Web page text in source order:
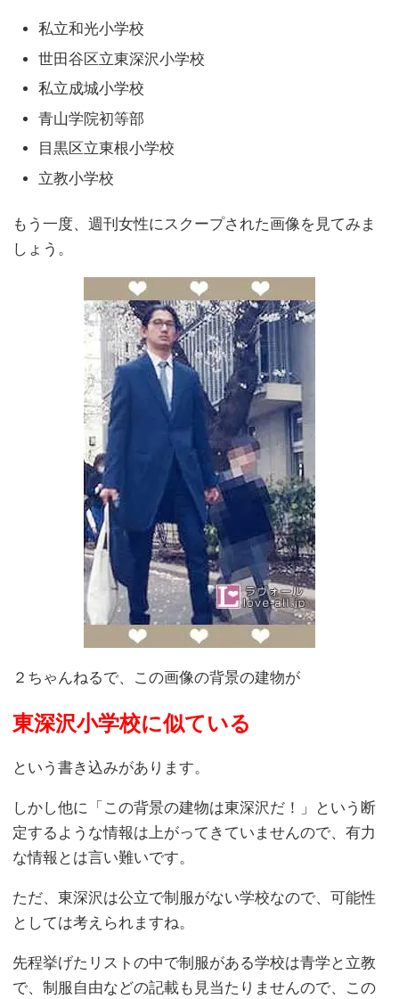
私立和光小学校
世田谷区立東深沢小学校
私立成城小学校
青山学院初等部
目黒区立東根小学校
立教小学校
もう一度、週刊女性にスクープされた画像を見てみま
しょう。
２ちゃんねるで、この画像の背景の建物が
東深沢小学校に似ている
という書き込みがあります。
しかし他に「この背景の建物は東深沢だ！」という断
定するような情報は上がってきていませんので、有力
な情報とは言い難いです。
ただ、東深沢は公立で制服がない学校なので、可能性
としては考えられますね。
先程挙げたリストの中で制服がある学校は青学と立教
で、制服自由などの記載も見当たりませんので、この